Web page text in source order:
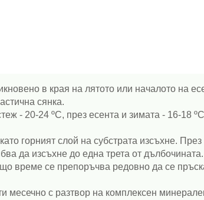
в края на лятото или началото на
сянка.
- 20-24 ºC, през есента и зимата - 16-18
горният слой на субстрата изсъхне. През
да изсъхне до една трета от дълбочината.
време се препоръчва редовно да се
месечно с разтвор на комплексен